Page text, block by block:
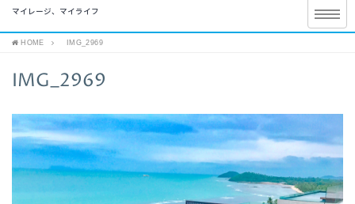
マイレージ、マイライフ
HOME IMG_2969
IMG_2969